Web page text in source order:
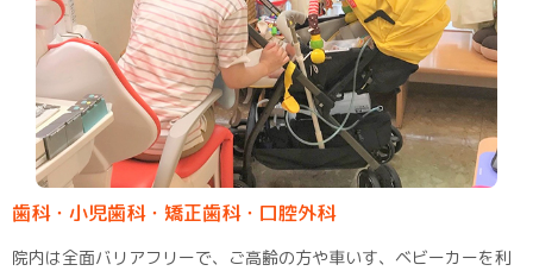
歯科・小児歯科・矯正歯科・口腔外科
院内は全面バリアフリーで、ご高齢の方や車いす、ベビーカーを利